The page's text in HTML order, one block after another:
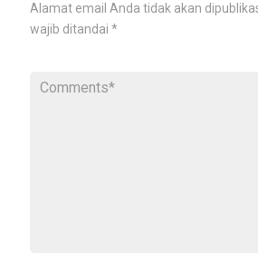
Alamat email Anda tidak akan
wajib ditandai *